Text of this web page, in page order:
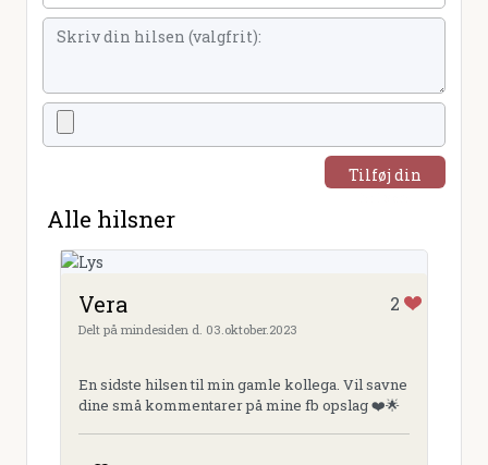
Tilføj din
Alle hilsner
Vera 2
Delt på mindesiden d. 03.oktober.2023
En sidste hilsen til min gamle kollega. Vil savne
dine små kommentarer på mine fb opslag ❤️🌟